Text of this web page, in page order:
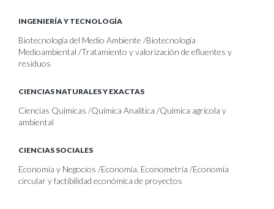
INGENIERÍA Y TECNOLOGÍA
Biotecnología del Medio Ambiente /Biotecnología
Medioambiental /Tratamiento y valorización de efluentes y
residuos
CIENCIAS NATURALES Y EXACTAS
Ciencias Químicas /Química Analítica /Química agrícola y
ambiental
CIENCIAS SOCIALES
Economía y Negocios /Economía, Econometría /Economía
circular y factibilidad económica de proyectos